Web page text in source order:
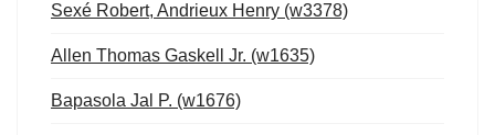
Sexé Robert, Andrieux Henry (w3378)
Allen Thomas Gaskell Jr. (w1635)
Bapasola Jal P. (w1676)